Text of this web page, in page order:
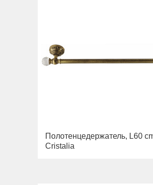
Полотенцедержатель, L60
Cristalia